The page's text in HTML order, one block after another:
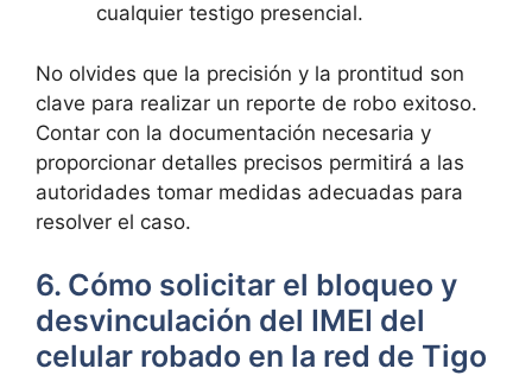
cualquier testigo‌ presencial.
No olvides que la precisión y la prontitud son
clave para realizar un reporte de robo exitoso.
Contar con la documentación necesaria⁤ y⁣
proporcionar detalles precisos permitirá a las
⁣autoridades tomar medidas ‌adecuadas para
resolver el caso.
6. Cómo solicitar el⁢ bloqueo y
desvinculación‌ del⁢ IMEI del
celular robado⁤ en la red ⁤de Tigo